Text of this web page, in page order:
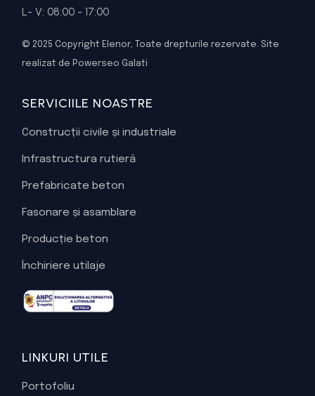
L- V: 08:00 - 17:00
© 2025 Copyright Elenor, Toate drepturile rezervate. Site
realizat de Powerseo Galati
SERVICIILE NOASTRE
Construcții civile și industriale
Infrastructura rutieră
Prefabricate beton
Fasonare și asamblare
Producție beton
Închiriere utilaje
LINKURI UTILE
Portofoliu